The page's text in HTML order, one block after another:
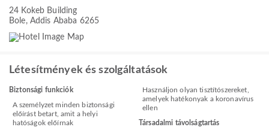
24 Kokeb Building
Bole, Addis Ababa 6265
Létesítmények és szolgáltatások
Biztonsági funkciók
A személyzet minden biztonsági
előírást betart, amit a helyi
hatóságok előírnak
Használjon olyan tisztítószereket,
amelyek hatékonyak a koronavírus
ellen
Társadalmi távolságtartás